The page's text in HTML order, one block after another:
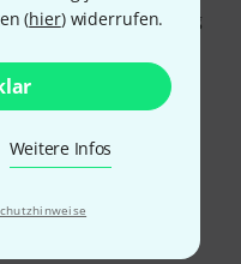
(hier) widerrufen.
Weitere Infos
,Klarna Ratenzahlung